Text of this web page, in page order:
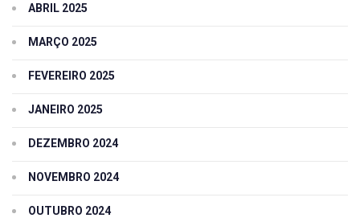
ABRIL 2025
MARÇO 2025
FEVEREIRO 2025
JANEIRO 2025
DEZEMBRO 2024
NOVEMBRO 2024
OUTUBRO 2024